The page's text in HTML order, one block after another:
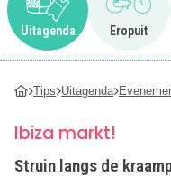
Uitagenda
Ga naar Uitagenda
Eropuit
Ga
Tips Uitagenda
Ibiza markt!
Struin langs de